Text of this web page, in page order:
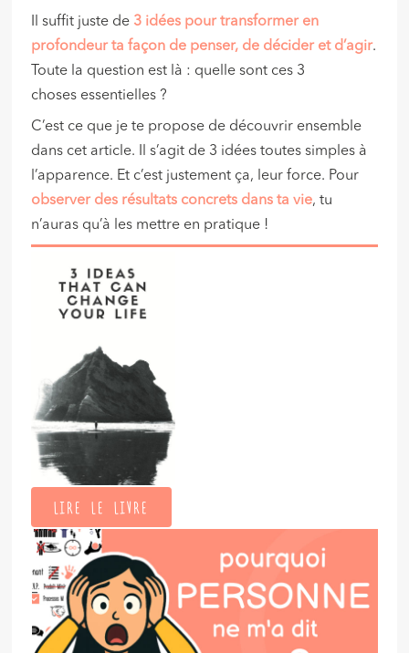
Il suffit juste de 3 idées pour transformer en
profondeur ta façon de penser, de décider et d’agir.
Toute la question est là : quelle sont ces 3
choses essentielles ?
C’est ce que je te propose de découvrir ensemble
dans cet article. Il s’agit de 3 idées toutes simples à
l’apparence. Et c’est justement ça, leur force. Pour
observer des résultats concrets dans ta vie, tu
n’auras qu’à les mettre en pratique !
LIRE LE LIVRE